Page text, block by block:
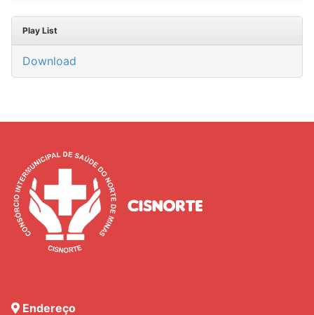
Play List
Download
Endereço